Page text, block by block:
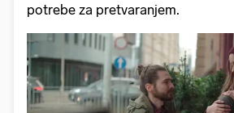
potrebe za pretvaranjem.